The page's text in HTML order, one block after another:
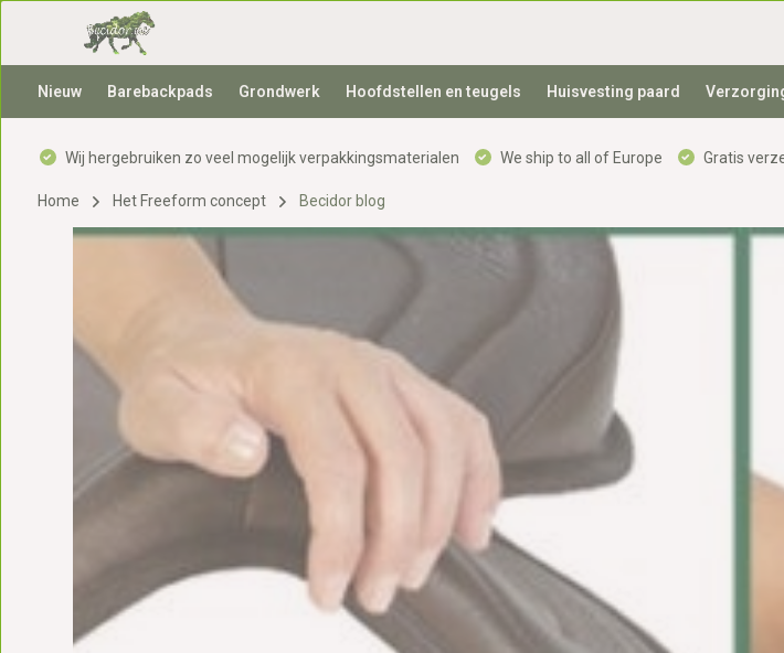
Nieuw Barebackpads Grondwerk Hoofdstellen en teugels Huisvesting paard
Wij hergebruiken zo veel mogelijk verpakkingsmaterialen We ship to all of Europe Gratis
Home Het Freeform concept Becidor blog